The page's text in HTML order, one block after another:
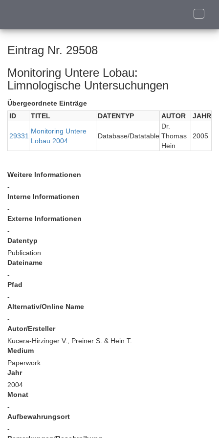
Toggle
Eintrag Nr. 29508
Monitoring Untere Lobau:
Limnologische Untersuchungen
Übergeordnete Einträge
ID
TITEL DATENTYP AUTOR JAHR
29331
Monitoring Untere
Lobau 2004
Database/Datatable
Dr.
Thomas
Hein
2005
Weitere Informationen
-
Interne Informationen
-
Externe Informationen
-
Datentyp
Publication
Dateiname
-
Pfad
-
Alternativ/Online Name
-
Autor/Ersteller
Kucera-Hirzinger V., Preiner S. & Hein T.
Medium
Paperwork
Jahr
2004
Monat
-
Aufbewahrungsort
-